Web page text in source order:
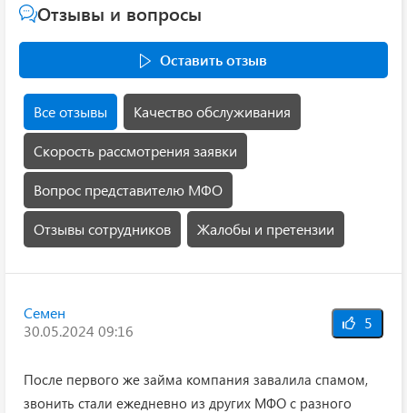
Отзывы и вопросы
Оставить отзыв
Все отзывы Качество обслуживания
Скорость рассмотрения заявки
Вопрос представителю МФО
Отзывы сотрудников Жалобы и претензии
Семен
30.05.2024 09:16
5
После первого же займа компания завалила спамом,
звонить стали ежедневно из других МФО с разного